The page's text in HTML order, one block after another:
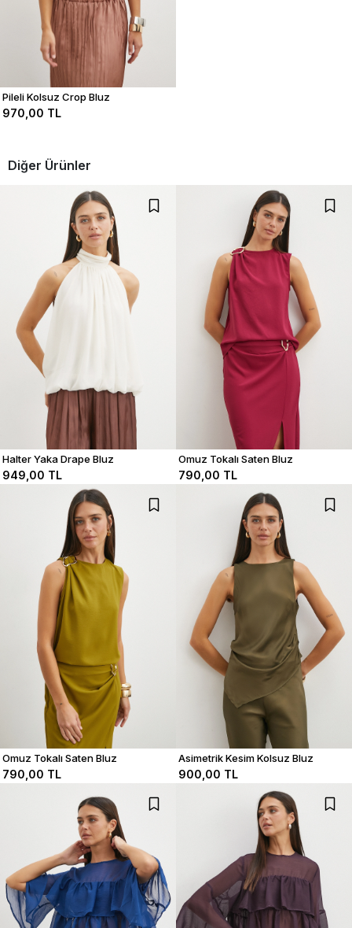
Bu ürün ile ilgili düşüncelerinizi paylaşın
Pileli Kolsuz Crop Bluz
970,00 TL
Diğer Ürünler
Halter Yaka Drape Bluz
949,00 TL
Omuz Tokalı Saten Bluz
790,00 TL
Omuz Tokalı Saten Bluz
790,00 TL
Asimetrik Kesim Kolsuz Bluz
900,00 TL